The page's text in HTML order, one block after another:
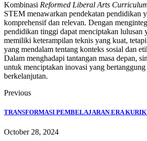
Kombinasi Reformed Liberal Arts
STEM menawarkan pendekatan pendidikan
komprehensif dan relevan. Dengan
pendidikan tinggi dapat menciptakan lulusan
memiliki keterampilan teknis yang kuat,
yang mendalam tentang konteks sosial dan
Dalam menghadapi tantangan masa depan,
untuk menciptakan inovasi yang
berkelanjutan.
Previous
TRANSFORMASI PEMBELAJARAN ERA
October 28, 2024